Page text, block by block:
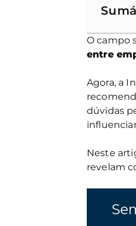
O campo
entre
Agora, a
dúvidas
Neste
revelam